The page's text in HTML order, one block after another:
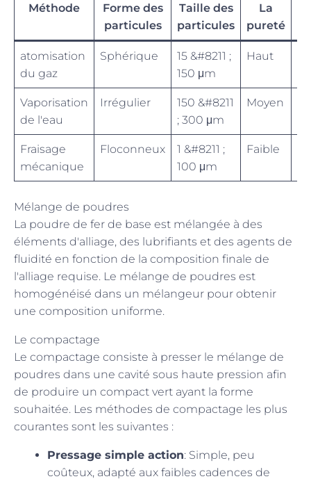
Méthode
Forme des
particules
Taille des
particules
La
pureté
atomisation
du gaz
Sphérique
15 &#8211 ;
150 μm
Haut
Vaporisation
de l'eau
Irrégulier
150 &#8211
; 300 μm
Moyen
Fraisage
mécanique
Floconneux
1 &#8211 ;
100 μm
Faible
Mélange de poudres
La poudre de fer de base est mélangée à des
éléments d'alliage, des lubrifiants et des agents de
fluidité en fonction de la composition finale de
l'alliage requise. Le mélange de poudres est
homogénéisé dans un mélangeur pour obtenir
une composition uniforme.
Le compactage
Le compactage consiste à presser le mélange de
poudres dans une cavité sous haute pression afin
de produire un compact vert ayant la forme
souhaitée. Les méthodes de compactage les plus
courantes sont les suivantes :
Pressage simple action: Simple, peu
coûteux, adapté aux faibles cadences de